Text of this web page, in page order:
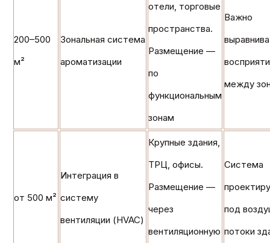
200–500
м²
Зональная система
ароматизации
отели, торговые
пространства.
Размещение —
по
функциональным
зонам
Важно
между
от 500 м²
Интеграция в
систему
вентиляции (HVAC)
Крупные здания,
ТРЦ, офисы.
Размещение —
через
вентиляционную
Система
под
потоки